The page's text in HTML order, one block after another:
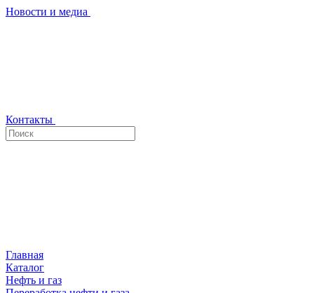
Новости и медиа
Контакты
Главная
Каталог
Нефть и газ